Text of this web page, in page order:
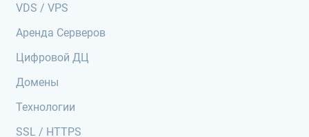
VDS / VPS
Аренда Серверов
Цифровой ДЦ
Домены
Технологии
SSL / HTTPS